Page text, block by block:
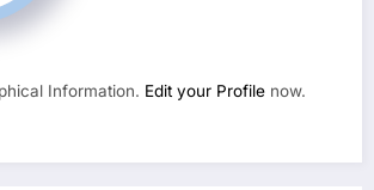
Information. Edit your Profile now.